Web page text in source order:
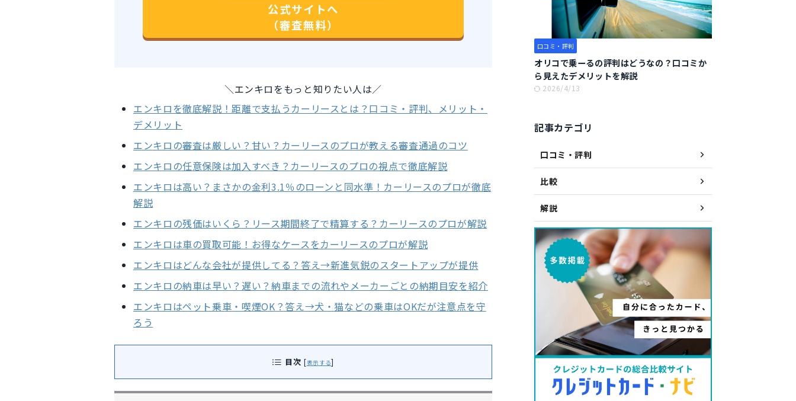
公式サイトへ
（審査無料）
＼エンキロをもっと知りたい人は／
エンキロを徹底解説！距離で支払うカーリースとは？口コミ・評判、メリット・
デメリット
エンキロの審査は厳しい？甘い？カーリースのプロが教える審査通過のコツ
エンキロの任意保険は加入すべき？カーリースのプロの視点で徹底解説
エンキロは高い？まさかの金利3.1％のローンと同水準！カーリースのプロが徹底
解説
エンキロの残価はいくら？リース期間終了で精算する？カーリースのプロが解説
エンキロは車の買取可能！お得なケースをカーリースのプロが解説
エンキロはどんな会社が提供してる？答え→新進気鋭のスタートアップが提供
エンキロの納車は早い？遅い？納車までの流れやメーカーごとの納期目安を紹介
エンキロはペット乗車・喫煙OK？答え→犬・猫などの乗車はOKだが注意点を守
ろう
目次 [表示する]
口コミ・評判
オリコで乗ーるの評判はどうなの？口コミか
ら見えたデメリットを解説
2026/4/13
記事カテゴリ
口コミ・評判
比較
解説